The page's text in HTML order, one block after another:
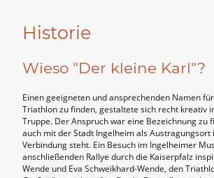
Historie
Wieso "Der kleine Karl"?
Einen geeigneten und ansprechenden Namen
Triathlon zu finden, gestaltete sich recht kreativ
Truppe. Der Anspruch war eine Bezeichnung zu
auch mit der Stadt Ingelheim als Austragungsort
Verbindung steht. Ein Besuch im Ingelheimer
anschließenden Rallye durch die Kaiserpfalz
Wende und Eva Schweikhard-Wende, den